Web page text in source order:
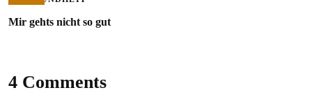
Mir gehts nicht so gut
4 Comments